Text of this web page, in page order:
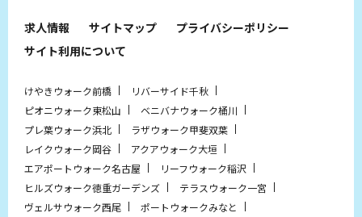
求人情報 サイトマップ
プライバシーポリシー
サイト利用について
けやきウォーク前橋
リバーサイド千秋
ピオニウォーク東松山
ベニバナウォーク桶川
プレ葉ウォーク浜北
ラザウォーク甲斐双葉
レイクウォーク岡谷
アクアウォーク大垣
エアポートウォーク名古屋
リーフウォーク稲沢
ヒルズウォーク徳重ガーデンズ
テラスウォーク一宮
ヴェルサウォーク西尾
ポートウォークみなと